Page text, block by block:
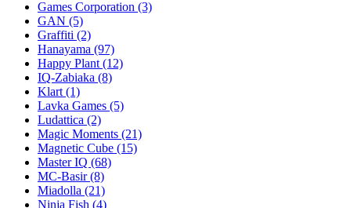
Games Corporation (3)
GAN (5)
Graffiti (2)
Hanayama (97)
Happy Plant (12)
IQ-Zabiaka (8)
Klart (1)
Lavka Games (5)
Ludattica (2)
Magic Moments (21)
Magnetic Cube (15)
Master IQ (68)
MC-Basir(8)
Miadolla (21)
Ninja Fish (4)